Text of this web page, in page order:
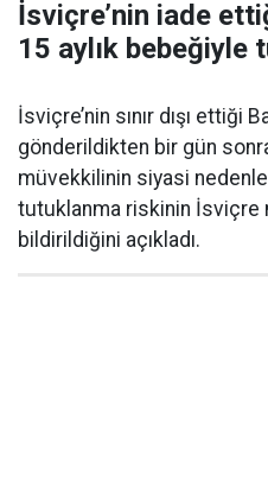
İsviçre’nin iade
15 aylık bebeğiyle
İsviçre’nin sınır dışı ettiği
gönderildikten bir gün
müvekkilinin siyasi
tutuklanma riskinin İsviçre
bildirildiğini açıkladı.